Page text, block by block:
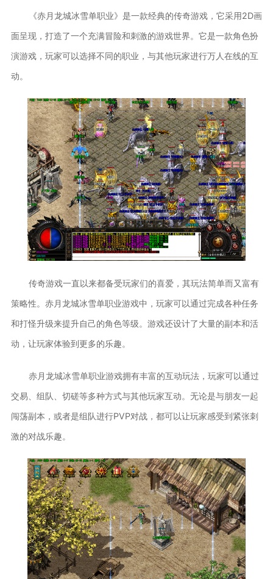
《赤月龙城冰雪单职业》是一款经典的传奇游戏，它采用2D画
面呈现，打造了一个充满冒险和刺激的游戏世界。它是一款角色扮
演游戏，玩家可以选择不同的职业，与其他玩家进行万人在线的互
动。
传奇游戏一直以来都备受玩家们的喜爱，其玩法简单而又富有
策略性。赤月龙城冰雪单职业游戏中，玩家可以通过完成各种任务
和打怪升级来提升自己的角色等级。游戏还设计了大量的副本和活
动，让玩家体验到更多的乐趣。
赤月龙城冰雪单职业游戏拥有丰富的互动玩法，玩家可以通过
交易、组队、切磋等多种方式与其他玩家互动。无论是与朋友一起
闯荡副本，或者是组队进行PVP对战，都可以让玩家感受到紧张刺
激的对战乐趣。